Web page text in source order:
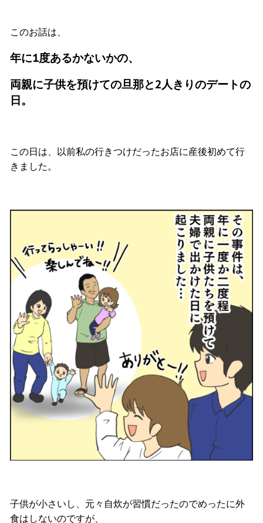
このお話は、
年に1度あるかないかの、
両親に子供を預けての旦那と2人きりのデートの
日。
この日は、以前私の行きつけだったお店に産後初めて行
きました。
子供が小さいし、元々自炊が習慣だったのでめったに外
食はしないのですが、